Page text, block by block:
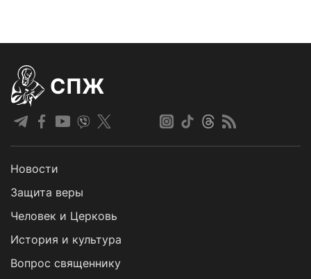
СПЖ
Новости
Защита веры
Человек и Церковь
История и культура
Вопрос священнику